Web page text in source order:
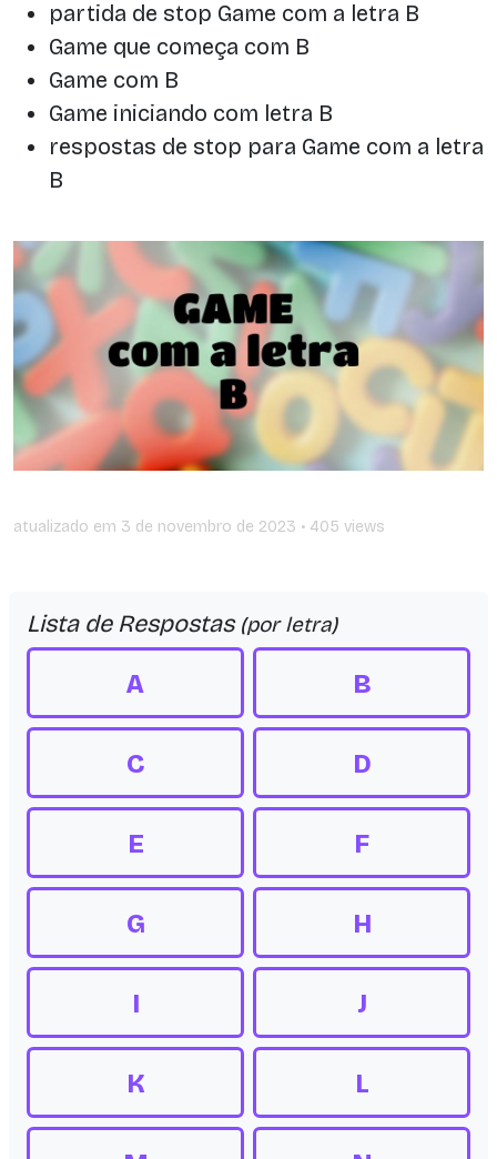
partida de stop Game com a letra B
Game que começa com B
Game com B
Game iniciando com letra B
respostas de stop para Game com a letra
B
atualizado em 3 de novembro de 2023 • 405 views
Lista de Respostas (por letra)
A B
C D
E F
G H
I J
K L